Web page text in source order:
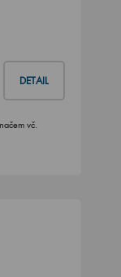
DETAIL
vč.